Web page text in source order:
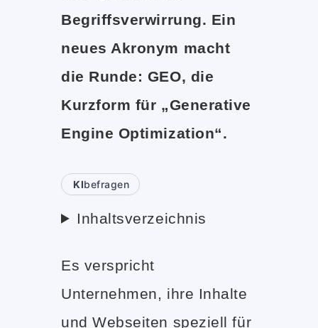
Begriffsverwirrung. Ein
neues Akronym macht
die Runde: GEO, die
Kurzform für „Generative
Engine Optimization“.
KIbefragen
Inhaltsverzeichnis
Es verspricht
Unternehmen, ihre Inhalte
und Webseiten speziell für